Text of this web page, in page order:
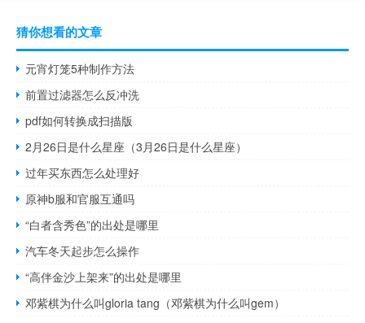
猜你想看的文章
元宵灯笼5种制作方法
前置过滤器怎么反冲洗
pdf如何转换成扫描版
2月26日是什么星座（3月26日是什么星座）
过年买东西怎么处理好
原神b服和官服互通吗
“白者含秀色”的出处是哪里
汽车冬天起步怎么操作
“高伴金沙上架来”的出处是哪里
邓紫棋为什么叫gloria tang（邓紫棋为什么叫gem）